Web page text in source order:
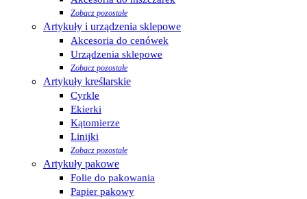
Zobacz pozostałe
Artykuły i urządzenia sklepowe
Akcesoria do cenówek
Urządzenia sklepowe
Zobacz pozostałe
Artykuły kreślarskie
Cyrkle
Ekierki
Kątomierze
Linijki
Zobacz pozostałe
Artykuły pakowe
Folie do pakowania
Papier pakowy